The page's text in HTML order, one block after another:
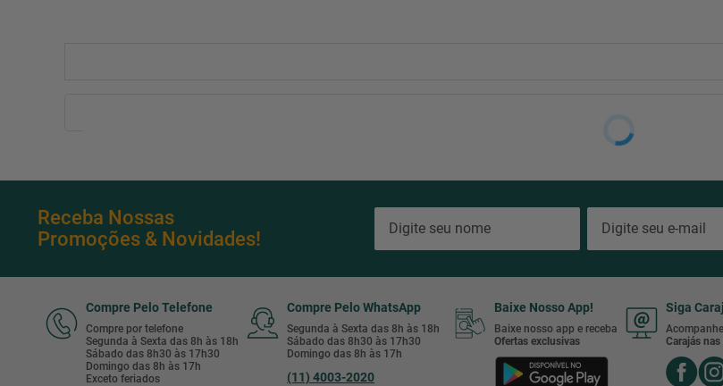
Receba Nossas
Promoções & Novidades!
Compre Pelo Telefone
Compre por telefone
Segunda à Sexta das 8h às 18h
Sábado das 8h30 às 17h30
Domingo das 8h às 17h
Exceto feriados
Compre Pelo WhatsApp
Segunda à Sexta das 8h às 18h
Sábado das 8h30 às 17h30
Domingo das 8h às 17h
(11) 4003-2020
Baixe Nosso App!
Baixe nosso app e receba
Ofertas exclusivas
Siga
Carajás